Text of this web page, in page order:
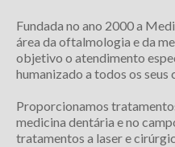
Fundada no ano 2000 a
área da oftalmologia e da
objetivo o atendimento
humanizado a todos os seus
Proporcionamos
medicina dentária e no
tratamentos a laser e